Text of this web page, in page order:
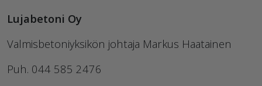
Lujabetoni Oy
Valmisbetoniyksikön johtaja Markus Haatainen
Puh. 044 585 2476